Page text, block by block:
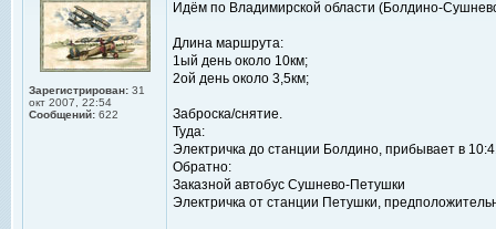
Зарегистрирован: 31
окт 2007, 22:54
Сообщений: 622
Идём по Владимирской области (Болдино-
Длина маршрута:
1ый день около 10км;
2ой день около 3,5км;
Заброска/снятие.
Туда:
Электричка до станции Болдино, прибывает в
Обратно:
Заказной автобус Сушнево-Петушки
Электричка от станции Петушки,